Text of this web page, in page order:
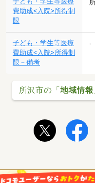
費助成<入院>所得制
限
子ども・学生等医療
費助成<入院>所得制
限－備考
-
所沢市の「地域情報